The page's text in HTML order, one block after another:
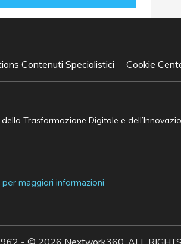
Contenuti Specialistici Cookie
Trasformazione Digitale e
maggiori informazioni